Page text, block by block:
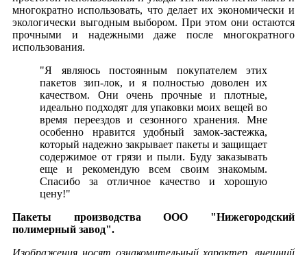
многократно использовать, что делает их экономически и
экологически выгодным выбором. При этом они остаются
прочными и надежными даже после многократного
использования.
"Я являюсь постоянным покупателем этих
пакетов зип-лок, и я полностью доволен их
качеством. Они очень прочные и плотные,
идеально подходят для упаковки моих вещей во
время переездов и сезонного хранения. Мне
особенно нравится удобный замок-застежка,
который надежно закрывает пакеты и защищает
содержимое от грязи и пыли. Буду заказывать
еще и рекомендую всем своим знакомым.
Спасибо за отличное качество и хорошую
цену!"
Пакеты производства ООО "Нижегородский
полимерный завод".
Изображения носят ознакомительный характер, внешний